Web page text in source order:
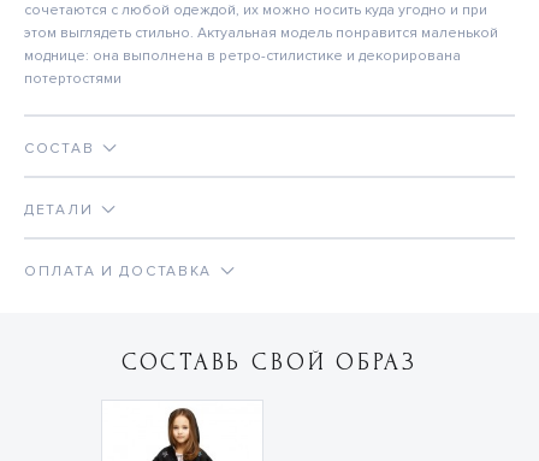
сочетаются с любой одеждой, их можно носить куда угодно и при
этом выглядеть стильно. Актуальная модель понравится маленькой
моднице: она выполнена в ретро-стилистике и декорирована
потертостями
СОСТАВ
ДЕТАЛИ
ОПЛАТА И ДОСТАВКА
СОСТАВЬ СВОЙ ОБРАЗ